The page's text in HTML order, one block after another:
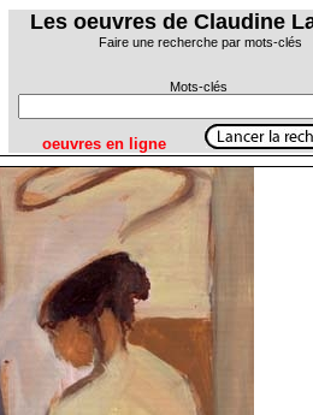
Les oeuvres de Claudine
Faire une recherche par mots-clés
Mots-clés
oeuvres en ligne